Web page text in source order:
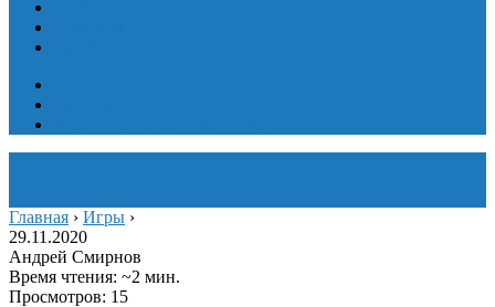
Главная › Игры ›
29.11.2020
Андрей Смирнов
Время чтения: ~2 мин.
Просмотров: 15